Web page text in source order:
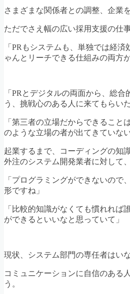
さまざまな関係者との調整、企業
ただでさえ幅の広い採用支援の仕
「PRもシステムも、単独では経
ゃんとリーチできる仕組みの両方
「PRとデジタルの両面から、総
う、挑戦心のある人に来てもらい
「第三者の立場だからできるこ
のような立場の者が出てきていな
起業するまで、コーディングの知
外注のシステム開発業者に対して
「プログラミングができないの
形ですね」
「比較的知識がなくても慣れれ
ができるといいなと思っていて」
現状、システム部門の専任者はいな
コミュニケーションに自信のある
う。